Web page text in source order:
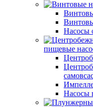
Насосы
пищевые
Насосы